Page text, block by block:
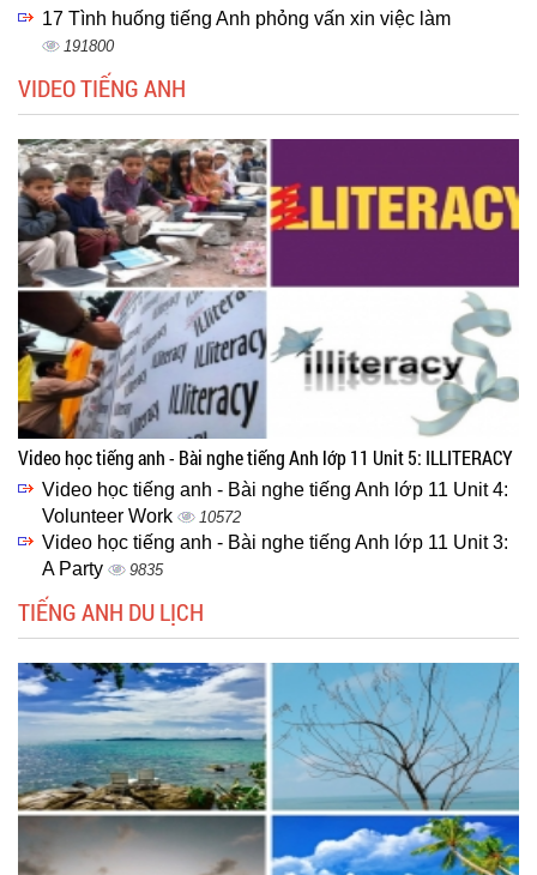
17 Tình huống tiếng Anh phỏng vấn xin việc làm
191800
VIDEO TIẾNG ANH
Video học tiếng anh - Bài nghe tiếng Anh lớp 11 Unit 5: ILLITERACY
Video học tiếng anh - Bài nghe tiếng Anh lớp 11 Unit 4:
Volunteer Work
10572
Video học tiếng anh - Bài nghe tiếng Anh lớp 11 Unit 3:
A Party
9835
TIẾNG ANH DU LỊCH